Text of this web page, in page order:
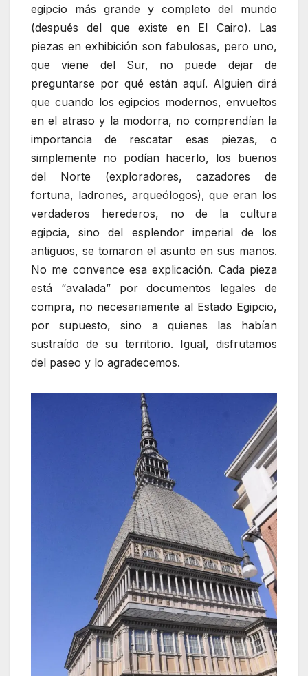
egipcio más grande y completo del mundo
(después del que existe en El Cairo). Las
piezas en exhibición son fabulosas, pero uno,
que viene del Sur, no puede dejar de
preguntarse por qué están aquí. Alguien dirá
que cuando los egipcios modernos, envueltos
en el atraso y la modorra, no comprendían la
importancia de rescatar esas piezas, o
simplemente no podían hacerlo, los buenos
del Norte (exploradores, cazadores de
fortuna, ladrones, arqueólogos), que eran los
verdaderos herederos, no de la cultura
egipcia, sino del esplendor imperial de los
antiguos, se tomaron el asunto en sus manos.
No me convence esa explicación. Cada pieza
está “avalada” por documentos legales de
compra, no necesariamente al Estado Egipcio,
por supuesto, sino a quienes las habían
sustraído de su territorio. Igual, disfrutamos
del paseo y lo agradecemos.